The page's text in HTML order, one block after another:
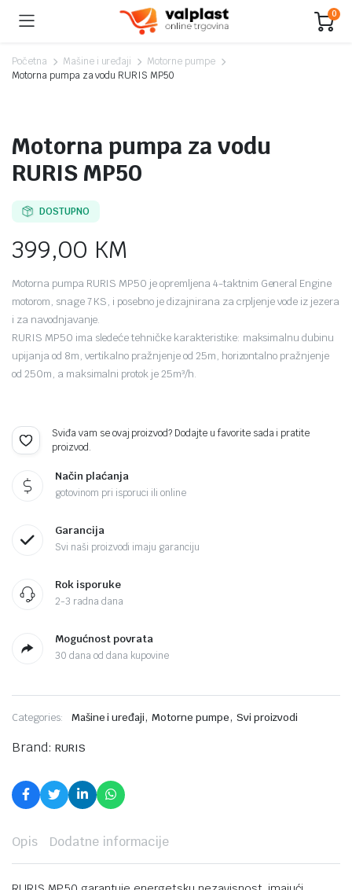
0
Početna Mašine i uređaji
Motorne pumpe
Motorna pumpa za vodu RURIS MP50
Motorna pumpa za vodu
RURIS MP50
DOSTUPNO
399,00 KM
Motorna pumpa RURIS MP50 je opremljena 4-taktnim General Engine
motorom, snage 7 KS, i posebno je dizajnirana za crpljenje vode iz jezera
i za navodnjavanje.
RURIS MP50 ima sledeće tehničke karakteristike: maksimalnu dubinu
upijanja od 8m, vertikalno pražnjenje od 25m, horizontalno pražnjenje
od 250m, a maksimalni protok je 25m³/h.
Sviđa vam se ovaj proizvod? Dodajte u favorite sada i pratite
proizvod.
Način plaćanja
gotovinom pri isporuci ili online
Garancija
Svi naši proizvodi imaju garanciju
Rok isporuke
2-3 radna dana
Mogućnost povrata
30 dana od dana kupovine
Categories: Mašine i uređaji,Motorne pumpe, Svi proizvodi
Brand: RURIS
Opis Dodatne informacije